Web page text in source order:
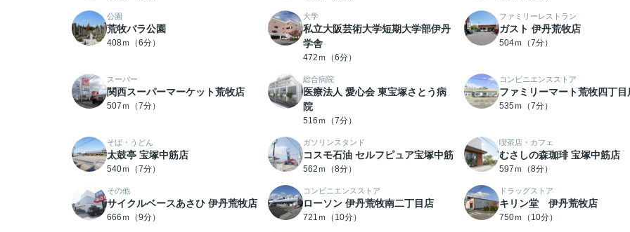
公園
荒牧バラ公園
408ｍ（6分）
大学
私立大阪芸術大学短期大学部伊丹
学舎
472ｍ（6分）
ファミリーレストラン
ガスト 伊丹荒牧店
504ｍ（7分）
スーパー
関西スーパーマーケット荒牧店
507ｍ（7分）
総合病院
医療法人 愛心会 東宝塚さとう病
院
516ｍ（7分）
コンビニエンスストア
ファミリーマート荒牧四丁目
535ｍ（7分）
そば・うどん
太鼓亭 宝塚中筋店
540ｍ（7分）
ガソリンスタンド
コスモ石油 セルフピュア宝塚中筋
562ｍ（8分）
喫茶店・カフェ
むさしの森珈琲 宝塚中筋店
597ｍ（8分）
その他
サイクルベースあさひ 伊丹荒牧店
666ｍ（9分）
コンビニエンスストア
ローソン 伊丹荒牧南二丁目店
721ｍ（10分）
ドラッグストア
キリン堂 伊丹荒牧店
750ｍ（10分）